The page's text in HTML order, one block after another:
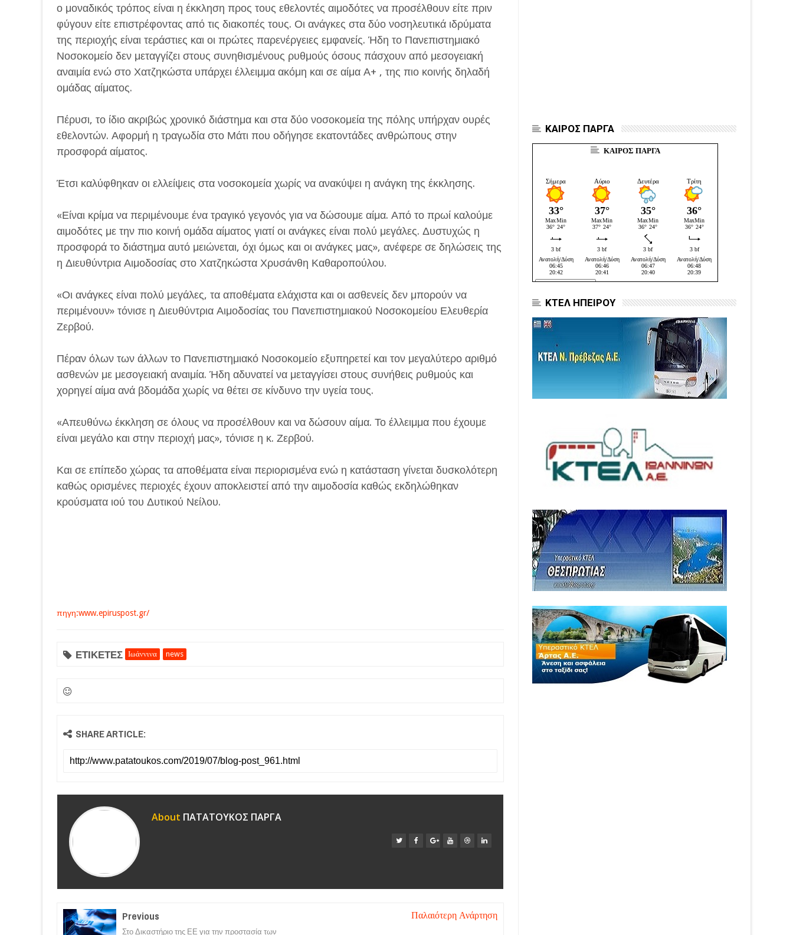
ο μοναδικός τρόπος είναι η έκκληση προς τους εθελοντές αιμοδότες να προσέλθουν είτε πριν
φύγουν είτε επιστρέφοντας από τις διακοπές τους. Οι ανάγκες στα δύο νοσηλευτικά ιδρύματα
της περιοχής είναι τεράστιες και οι πρώτες παρενέργειες εμφανείς. Ήδη το Πανεπιστημιακό
Νοσοκομείο δεν μεταγγίζει στους συνηθισμένους ρυθμούς όσους πάσχουν από μεσογειακή
αναιμία ενώ στο Χατζηκώστα υπάρχει έλλειμμα ακόμη και σε αίμα Α+ , της πιο κοινής δηλαδή
ομάδας αίματος.
Πέρυσι, το ίδιο ακριβώς χρονικό διάστημα και στα δύο νοσοκομεία της πόλης υπήρχαν ουρές
εθελοντών. Αφορμή η τραγωδία στο Μάτι που οδήγησε εκατοντάδες ανθρώπους στην
προσφορά αίματος.
Έτσι καλύφθηκαν οι ελλείψεις στα νοσοκομεία χωρίς να ανακύψει η ανάγκη της έκκλησης.
«Είναι κρίμα να περιμένουμε ένα τραγικό γεγονός για να δώσουμε αίμα. Από το πρωί καλούμε
αιμοδότες με την πιο κοινή ομάδα αίματος γιατί οι ανάγκες είναι πολύ μεγάλες. Δυστυχώς η
προσφορά το διάστημα αυτό μειώνεται, όχι όμως και οι ανάγκες μας», ανέφερε σε δηλώσεις της
η Διευθύντρια Αιμοδοσίας στο Χατζηκώστα Χρυσάνθη Καθαροπούλου.
«Οι ανάγκες είναι πολύ μεγάλες, τα αποθέματα ελάχιστα και οι ασθενείς δεν μπορούν να
περιμένουν» τόνισε η Διευθύντρια Αιμοδοσίας του Πανεπιστημιακού Νοσοκομείου Ελευθερία
Ζερβού.
Πέραν όλων των άλλων το Πανεπιστημιακό Νοσοκομείο εξυπηρετεί και τον μεγαλύτερο αριθμό
ασθενών με μεσογειακή αναιμία. Ήδη αδυνατεί να μεταγγίσει στους συνήθεις ρυθμούς και
χορηγεί αίμα ανά βδομάδα χωρίς να θέτει σε κίνδυνο την υγεία τους.
«Απευθύνω έκκληση σε όλους να προσέλθουν και να δώσουν αίμα. Το έλλειμμα που έχουμε
είναι μεγάλο και στην περιοχή μας», τόνισε η κ. Ζερβού.
Και σε επίπεδο χώρας τα αποθέματα είναι περιορισμένα ενώ η κατάσταση γίνεται δυσκολότερη
καθώς ορισμένες περιοχές έχουν αποκλειστεί από την αιμοδοσία καθώς εκδηλώθηκαν
κρούσματα ιού του Δυτικού Νείλου.
πηγη:www.epiruspost.gr/
ΕΤΙΚΕΤΕΣ Ιωάννινα news
SHARE ARTICLE:
About ΠΑΤΑΤΟΥΚΟΣ ΠΑΡΓΑ
Previous
Στο Δικαστήριο της ΕΕ για την προστασία των
Παλαιότερη Ανάρτηση
ΚΑΙΡΟΣ ΠΑΡΓΑ
ΚΑΙΡΟΣ ΠΑΡΓΑ
ΚΤΕΛ ΗΠΕΙΡΟΥ